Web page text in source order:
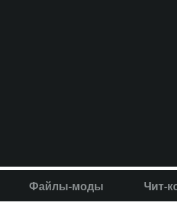
Файлы-моды Чит-